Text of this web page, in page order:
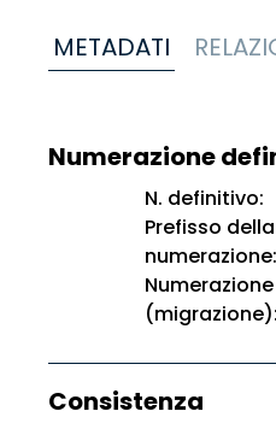
METADATI
Numerazione
N. definitivo:
Prefisso della
numerazione:
(migrazione):
Consistenza